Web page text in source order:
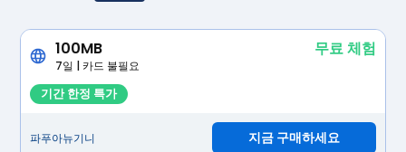
100MB 무료 체험
7일 | 카드 불필요
기간 한정 특가
파푸아뉴기니 지금 구매하세요